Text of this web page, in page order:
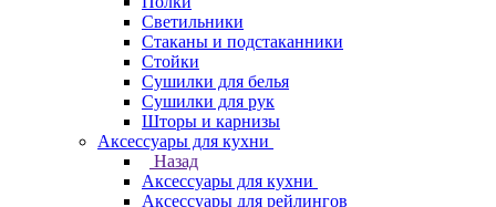
Светильники
Стаканы и подстаканники
Стойки
Сушилки для белья
Сушилки для рук
Шторы и карнизы
Аксессуары для кухни
Назад
Аксессуары для кухни
Аксессуары для рейлингов